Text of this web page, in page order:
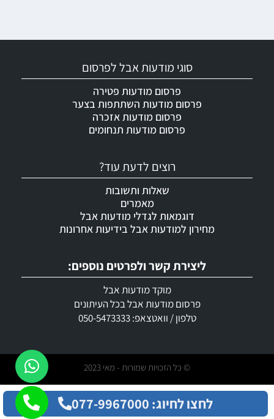
ליצירת קשר ולפרטים נוספים:
מוקד מודעות אבל
פרסום מודעות אבל בכל העיתונים
טלפון / וואטצאפ: 050-5473333
רוצים לדעת עוד?
שאלות ותשובות
מאמרים
דוגמאות לגדלי מודעות אבל
מחירון למודעות אבל בידיעות אחרונות
סוגי מודעות אבל לפרסום
פרסום מודעות פטירה
פרסום מודעות השתתפות בצער
פרסום מודעות אזכרה
פרסום מודעות תנחומים
© כל הזכויות שמורות - מאי 2023
לחצו לחיוג: 077-9967000